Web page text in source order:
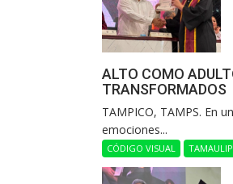
ALTO COMO
TRANSFORMADOS
​TAMPICO, TAMPS. En
emociones...
CÓDIGO VISUAL